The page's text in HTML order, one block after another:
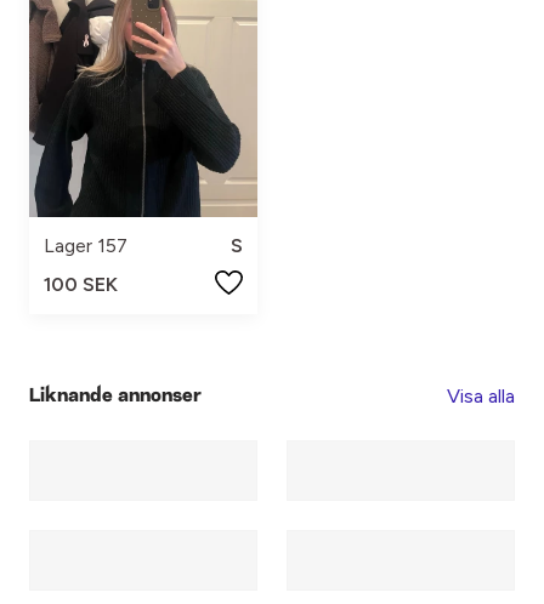
Lager 157
S
100 SEK
Liknande annonser Visa alla